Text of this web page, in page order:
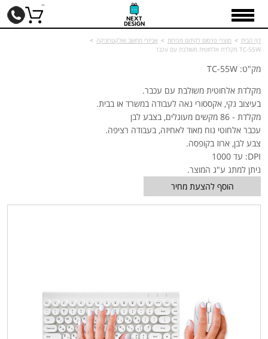
דף הבית > מוצרי פרסום לקידום מכירות > אביזרי מחשב ואלקטרוניקה >
TC-55W מקלדת אלחוטית משולבת עם עכבר
מק"ט: TC-55W
מקלדת אלחוטית משולבת עם עכבר.
בעיצוב נקי, אקססורי נאה לעבודה במשרד או בבית.
מקלדת - 86 מקשים מעוגלים, בצבע לבן
עכבר אלחוטי נוח מאוד לאחיזה, בעבודה רציפה.
צבע לבן, ארוז בקופסה.
DPI: עד 1000
ניתן למתג ע"ג המוצר.
הוסף להצעת מחיר